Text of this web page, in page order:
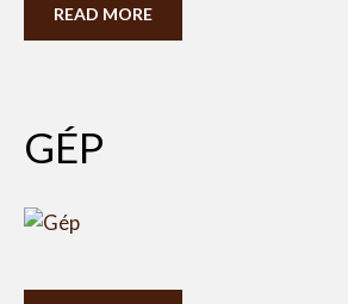
READ MORE
GÉP